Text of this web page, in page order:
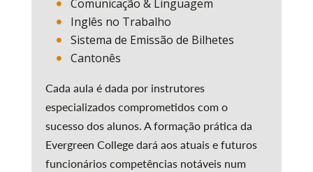
Comunicação & Linguagem
Inglês no Trabalho
Sistema de Emissão de Bilhetes
Cantonês
Cada aula é dada por instrutores
especializados comprometidos com o
sucesso dos alunos. A formação prática da
Evergreen College dará aos atuais e futuros
funcionários competências notáveis num